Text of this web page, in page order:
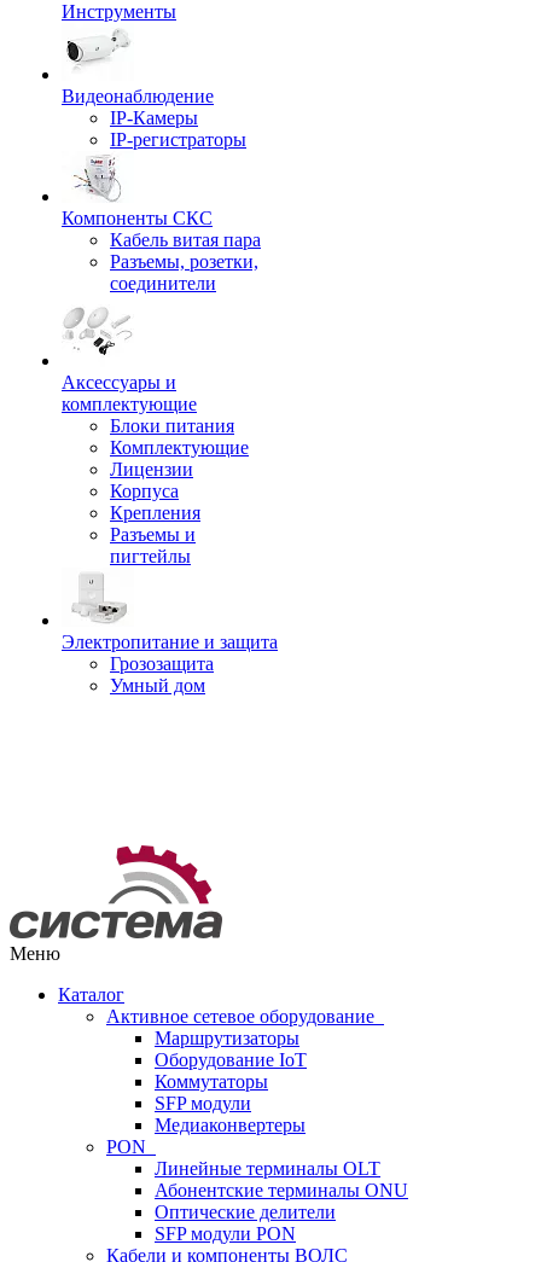
Инструменты
Видеонаблюдение
IP-Камеры
IP-регистраторы
Компоненты СКС
Кабель витая пара
Разъемы, розетки,
соединители
Аксессуары и
комплектующие
Блоки питания
Комплектующие
Лицензии
Корпуса
Крепления
Разъемы и
пигтейлы
Электропитание и защита
Грозозащита
Умный дом
Меню
Каталог
Активное сетевое оборудование
Маршрутизаторы
Оборудование IoT
Коммутаторы
SFP модули
Медиаконвертеры
PON
Линейные терминалы OLT
Абонентские терминалы ONU
Оптические делители
SFP модули PON
Кабели и компоненты ВОЛС